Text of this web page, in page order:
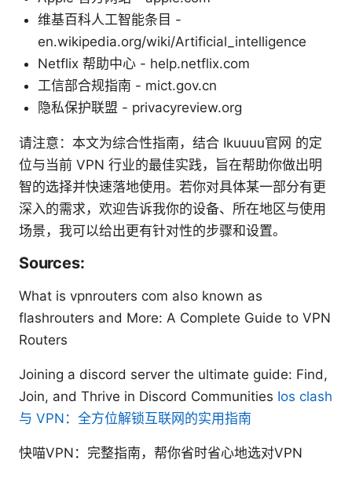
维基百科人工智能条目 -
en.wikipedia.org/wiki/Artificial_intelligence
Netflix 帮助中心 - help.netflix.com
工信部合规指南 - mict.gov.cn
隐私保护联盟 - privacyreview.org
请注意：本文为综合性指南，结合 Ikuuuu官网 的定
位与当前 VPN 行业的最佳实践，旨在帮助你做出明
智的选择并快速落地使用。若你对具体某一部分有更
深入的需求，欢迎告诉我你的设备、所在地区与使用
场景，我可以给出更有针对性的步骤和设置。
Sources:
What is vpnrouters com also known as
flashrouters and More: A Complete Guide to VPN
Routers
Joining a discord server the ultimate guide: Find,
Join, and Thrive in Discord Communities Ios clash
与 VPN：全方位解锁互联网的实用指南
快喵VPN：完整指南，帮你省时省心地选对VPN